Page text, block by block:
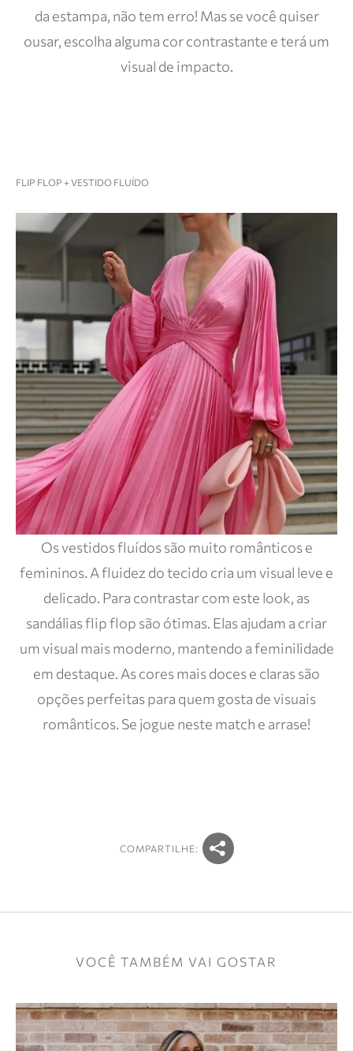
da estampa, não tem erro! Mas se você quiser
ousar, escolha alguma cor contrastante e terá um
visual de impacto.
FLIP FLOP + VESTIDO FLUÍDO
Os vestidos fluídos são muito românticos e
femininos. A fluidez do tecido cria um visual leve e
delicado. Para contrastar com este look, as
sandálias flip flop são ótimas. Elas ajudam a criar
um visual mais moderno, mantendo a feminilidade
em destaque. As cores mais doces e claras são
opções perfeitas para quem gosta de visuais
românticos. Se jogue neste match e arrase!
COMPARTILHE:
VOCÊ TAMBÉM VAI GOSTAR